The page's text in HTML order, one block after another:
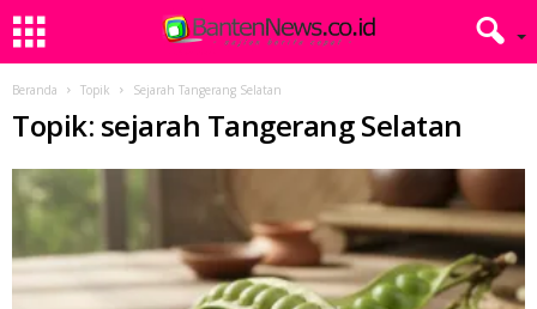
Beranda Topik Sejarah Tangerang Selatan
Topik: sejarah Tangerang Selatan